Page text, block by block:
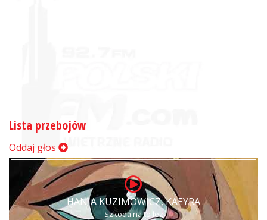
Lista przebojów
Oddaj głos
HANIA KUZIMOWICZ, KAEYRA
Szkoda na to łez